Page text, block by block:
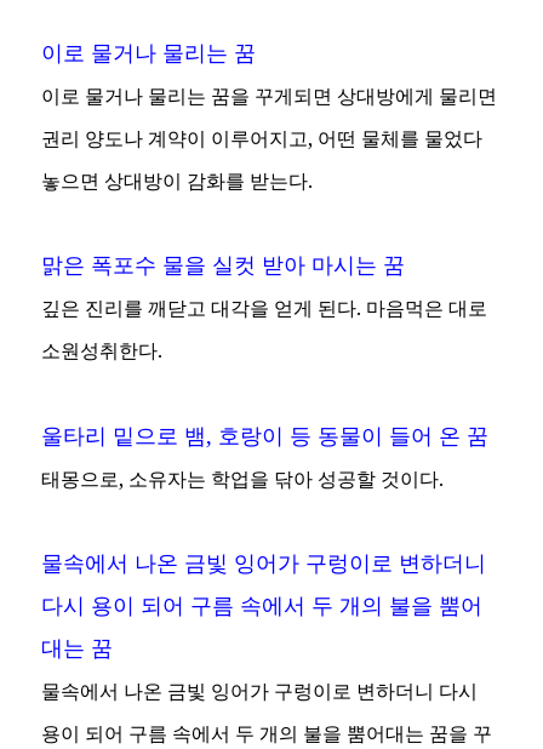
이로 물거나 물리는 꿈
이로 물거나 물리는 꿈을 꾸게되면 상대방에게 물리면
권리 양도나 계약이 이루어지고, 어떤 물체를 물었다
놓으면 상대방이 감화를 받는다.
맑은 폭포수 물을 실컷 받아 마시는 꿈
깊은 진리를 깨닫고 대각을 얻게 된다. 마음먹은 대로
소원성취한다.
울타리 밑으로 뱀, 호랑이 등 동물이 들어 온 꿈
태몽으로, 소유자는 학업을 닦아 성공할 것이다.
물속에서 나온 금빛 잉어가 구렁이로 변하더니
다시 용이 되어 구름 속에서 두 개의 불을 뿜어
대는 꿈
물속에서 나온 금빛 잉어가 구렁이로 변하더니 다시
용이 되어 구름 속에서 두 개의 불을 뿜어대는 꿈을 꾸